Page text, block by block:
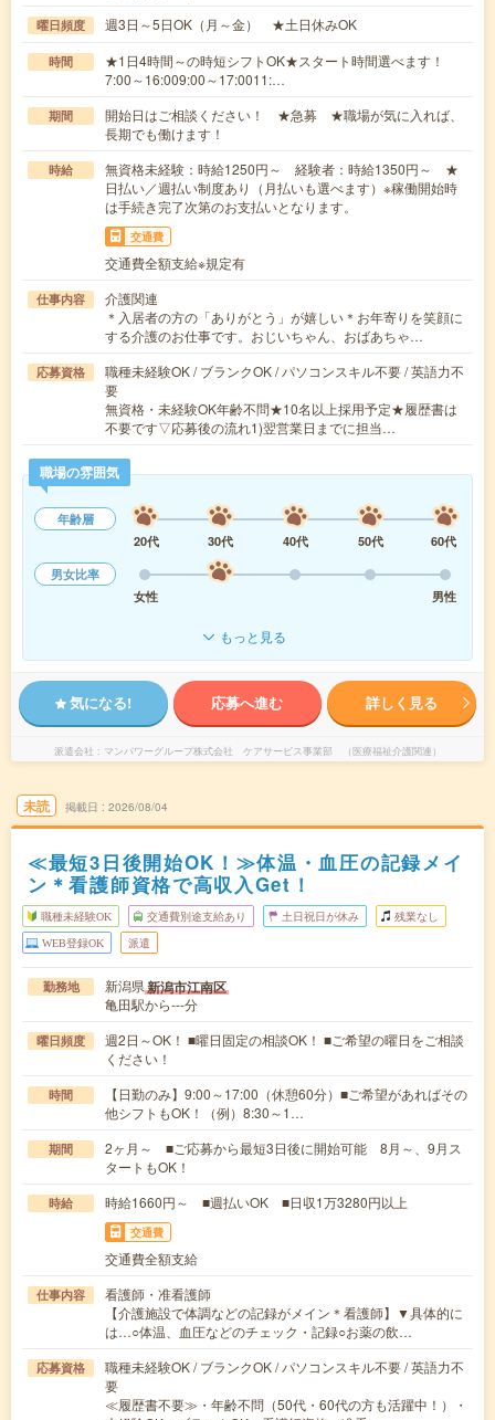
曜日頻度 週3日～5日OK（月～金） ★土日休みOK
時間
★1日4時間～の時短シフトOK★スタート時間選べます！
7:00～16:009:00～17:0011:…
期間
開始日はご相談ください！ ★急募 ★職場が気に入れば、
長期でも働けます！
時給
無資格未経験：時給1250円～ 経験者：時給1350円～ ★
日払い／週払い制度あり（月払いも選べます）※稼働開始時
は手続き完了次第のお支払いとなります。
交通費
交通費全額支給※規定有
仕事内容
介護関連
＊入居者の方の「ありがとう」が嬉しい＊お年寄りを笑顔に
する介護のお仕事です。おじいちゃん、おばあちゃ…
応募資格
職種未経験OK / ブランクOK / パソコンスキル不要 / 英語力不
要
無資格・未経験OK年齢不問★10名以上採用予定★履歴書は
不要です▽応募後の流れ1)翌営業日までに担当…
職場の雰囲気
年齢層
20代
30代 40代 50代
60代
男女比率
女性
男性
もっと見る
気になる! 応募へ進む 詳しく見る
派遣会社 マンパワーグループ株式会社 ケアサービス事業部 （医療福祉介護関連）
未読 掲載日 2026/08/04
≪最短3日後開始OK！≫体温・血圧の記録メイ
ン＊看護師資格で高収入Get！
職種未経験OK 交通費別途支給あり 土日祝日が休み 残業なし
WEB登録OK 派遣
勤務地 新潟県新潟市江南区
亀田駅から---分
曜日頻度
週2日～OK！ ■曜日固定の相談OK！ ■ご希望の曜日をご相談
ください！
時間
【日勤のみ】9:00～17:00（休憩60分）■ご希望があればその
他シフトもOK！（例）8:30～1…
期間
2ヶ月～ ■ご応募から最短3日後に開始可能 8月～、9月ス
タートもOK！
時給 時給1660円～ ■週払いOK ■日収1万3280円以上
交通費
交通費全額支給
仕事内容
看護師・准看護師
【介護施設で体調などの記録がメイン＊看護師】▼具体的に
は…○体温、血圧などのチェック・記録○お薬の飲…
応募資格
職種未経験OK / ブランクOK / パソコンスキル不要 / 英語力不
要
≪履歴書不要≫・年齢不問（50代・60代の方も活躍中！）・